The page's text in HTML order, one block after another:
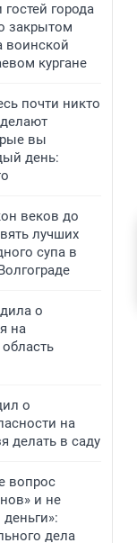
города
закрытом
воинской
кургане
почти никто
вы
день:
веков до
лучших
супа в
о
на
о
на
делать в саду
вопрос
и не
дела